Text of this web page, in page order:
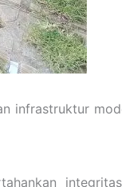
infrastruktur